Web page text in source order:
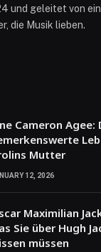
und geleitet von
die Musik lieben.
Cameron Agee:
Mutter
12, 2026
Maximilian
Sie über Hugh
müssen